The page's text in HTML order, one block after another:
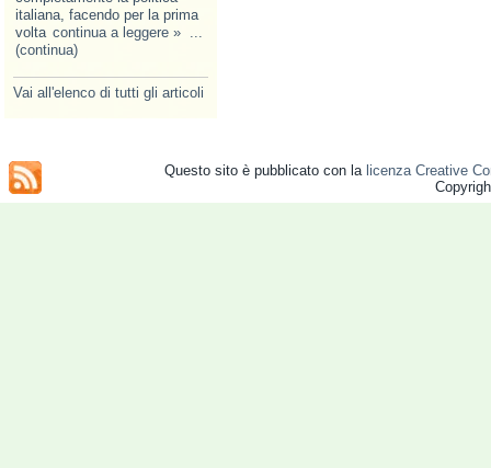
italiana, facendo per la prima
volta continua a leggere » ...
(continua)
Vai all'elenco di tutti gli articoli
Questo sito è pubblicato con la licenza Creative